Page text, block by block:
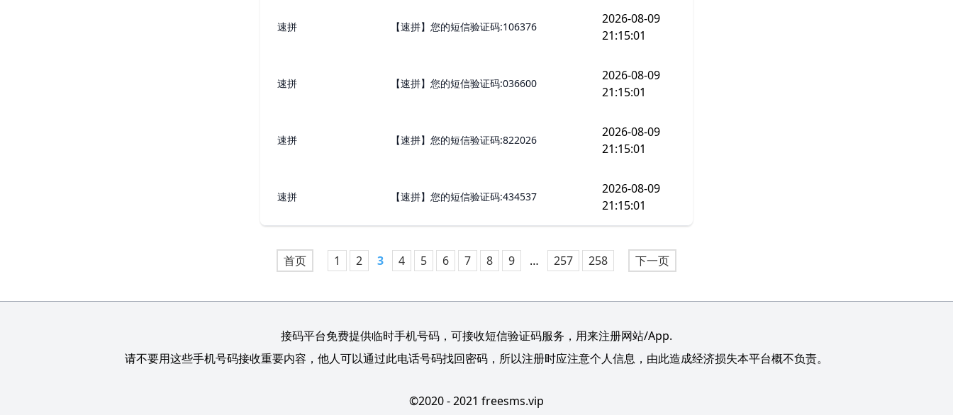
速拼 【速拼】您的短信验证码:106376
2026-08-09
21:15:01
速拼 【速拼】您的短信验证码:036600
2026-08-09
21:15:01
速拼 【速拼】您的短信验证码:822026
2026-08-09
21:15:01
速拼 【速拼】您的短信验证码:434537
2026-08-09
21:15:01
首页 1 2 3 4 5 6 7 8 9 … 257 258 下一页
接码平台免费提供临时手机号码，可接收短信验证码服务，用来注册网站/App.
请不要用这些手机号码接收重要内容，他人可以通过此电话号码找回密码，所以注册时应注意个人信息，由此造成经济损失本平台概不负责。
©2020 - 2021 freesms.vip